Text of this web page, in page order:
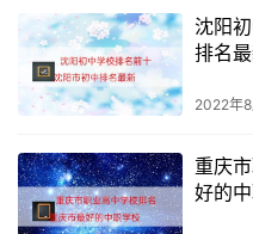
无论是一级建造师、二级
他工程类证书，你的个人
不可交于他人，更不能交
样很容易出问题。如果你不
问，我会解答。
沈阳
排名最
2022年8
重庆
好的中